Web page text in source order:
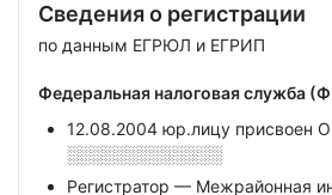
Сведения о регистрации
по данным ЕГРЮЛ и ЕГРИП
Федеральная налоговая служба
12.08.2004 юр.лицу присвоен
░░░░░░░░░░░░░
Регистратор — Межрайонная